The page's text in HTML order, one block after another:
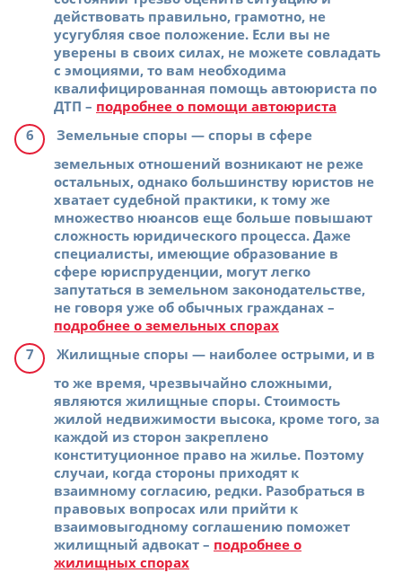
действовать правильно, грамотно, не
усугубляя свое положение. Если вы не
уверены в своих силах, не можете совладать
с эмоциями, то вам необходима
квалифицированная помощь автоюриста по
ДТП – подробнее о помощи автоюриста
Земельные споры — споры в сфере
земельных отношений возникают не реже
остальных, однако большинству юристов не
хватает судебной практики, к тому же
множество нюансов еще больше повышают
сложность юридического процесса. Даже
специалисты, имеющие образование в
сфере юриспруденции, могут легко
запутаться в земельном законодательстве,
не говоря уже об обычных гражданах –
подробнее о земельных спорах
Жилищные споры — наиболее острыми, и в
то же время, чрезвычайно сложными,
являются жилищные споры. Стоимость
жилой недвижимости высока, кроме того, за
каждой из сторон закреплено
конституционное право на жилье. Поэтому
случаи, когда стороны приходят к
взаимному согласию, редки. Разобраться в
правовых вопросах или прийти к
взаимовыгодному соглашению поможет
жилищный адвокат – подробнее о
жилищных спорах